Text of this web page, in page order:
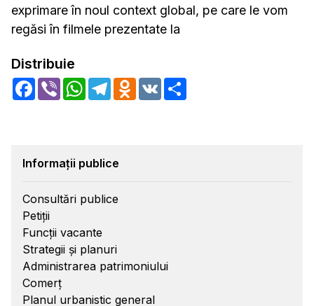
exprimare în noul context global, pe care le vom
regăsi în filmele prezentate la
Distribuie
Facebook
Viber WhatsApp
TelegramOdnoklassniki
VK
Informații publice
Consultări publice
Petiții
Funcții vacante
Strategii și planuri
Administrarea patrimoniului
Comerț
Planul urbanistic general